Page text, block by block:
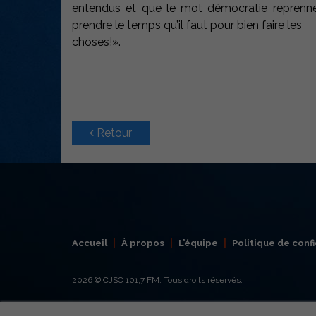
entendus et que le mot démocratie
prendre le temps qu’il faut pour bien faire les
choses!».
Retour
Accueil À propos L’équipe Politique de
2026 © CJSO 101,7 FM. Tous droits réservés.